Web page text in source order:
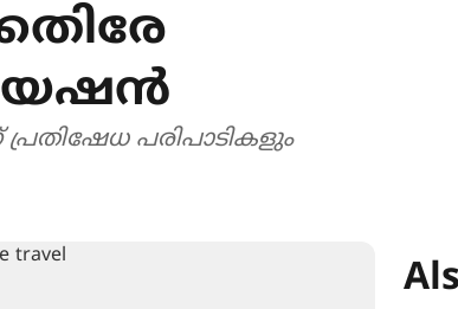
പരിപാടികളും